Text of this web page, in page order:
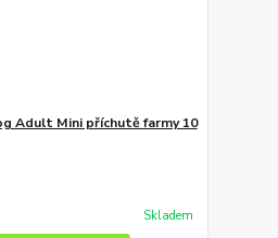
Adult Mini příchutě farmy 10
Skladem